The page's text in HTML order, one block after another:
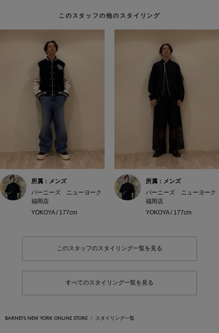
このスタッフの他のスタイリング
所属：メンズ
バーニーズ ニューヨーク
福岡店
YOKOYA / 177cm
所属：メンズ
バーニーズ ニューヨーク
福岡店
YOKOYA / 177cm
このスタッフのスタイリング一覧を見る
すべてのスタイリング一覧を見る
BARNEYS NEW YORK ONLINE STORE スタイリング一覧